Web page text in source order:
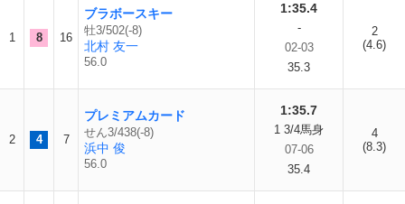
1 8 16
ブラボースキー
牡3/502(-8)
北村 友一
56.0
1:35.4
-
02-03
35.3
2
(4.6)
2 4 7
プレミアムカード
せん3/438(-8)
浜中 俊
56.0
1:35.7
1 3/4馬身
07-06
35.4
4
(8.3)